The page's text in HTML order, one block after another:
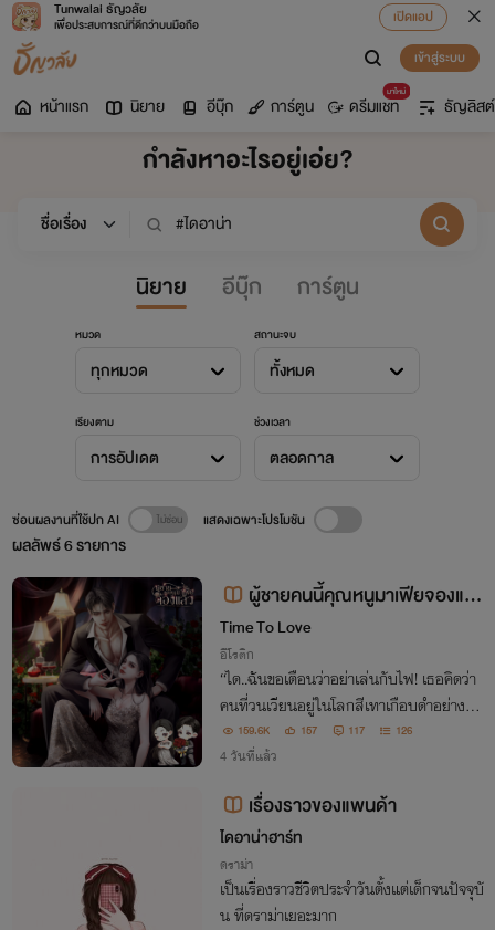
Tunwalai ธัญวลัย
เพื่อประสบการณ์ที่ดีกว่าบนมือถือ
เปิดแอป
เข้าสู่ระบบ
หน้าแรก นิยาย อีบุ๊ก การ์ตูน
มาใหม่
ดรีมแชท ธัญลิสต์
กำลังหาอะไรอยู่เอ่ย?
นิยาย อีบุ๊ก การ์ตูน
หมวด
ทุกหมวด
สถานะจบ
ทั้งหมด
เรียงตาม
การอัปเดต
ช่วงเวลา
ตลอดกาล
ผลลัพธ์6รายการ
ซ่อนผลงานที่ใช้ปก AI แสดงเฉพาะโปรโมชัน
ผู้ชายคนนี้คุณหนูมาเฟียจองแล้
ว [เซตมาเฟียรุ่นลูก] NC25+++[เจโ
รม+ไดอาน่า] กินดุ เก็บทรง คลั่ง เย็น
ชา
Time To Love
อีโรติก
“ได..ฉันขอเตือนว่าอย่าเล่นกับไฟ! เธอคิดว่า
คนที่วนเวียนอยู่ในโลกสีเทาเกือบดำอย่างมัน
จะเป็นคนดี?”
159.6K 157 117 126
4 วันที่แล้ว
เรื่องราวของแพนด้า
ไดอาน่าฮาร์ท
ดราม่า
เป็นเรื่องราวชีวิตประจำวันตั้งแต่เด็กจนปัจจุบั
น ที่ดราม่าเยอะมาก